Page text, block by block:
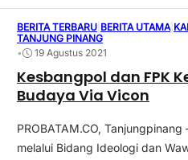
BERITA TERBARU BERITA UTAMA|
TANJUNG PINANG
•
19 Agustus 2021
Kesbangpol dan FPK
Budaya Via Vicon
PROBATAM.CO,
melalui Bidang Ideologi dan